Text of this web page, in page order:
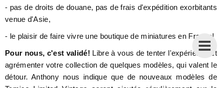
- pas de droits de douane, pas de frais d'expédition exorbitants
venue d'Asie,
- le plaisir de faire vivre une boutique de miniatures en France!
Pour nous, c'est validé! Libre à vous de tenter l'expérience et
agrémenter votre collection de quelques modèles, qui valent le
détour. Anthony nous indique que de nouveaux modèles de